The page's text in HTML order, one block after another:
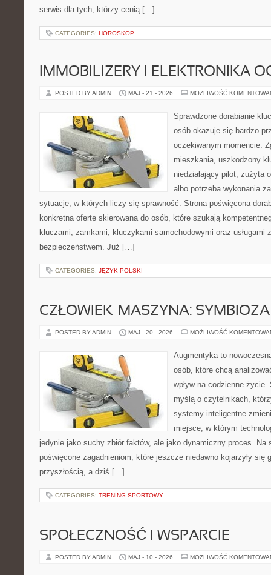
serwis dla tych, którzy cenią […]
CATEGORIES: HOROSKOP
IMMOBILIZERY I ELEKTRONIKA
POSTED BY ADMIN MAJ - 21 - 2026 MOŻLIWOŚĆ
Sprawdzone dorabianie
osób okazuje się bardzo
oczekiwanym momencie.
mieszkania, uszkodzony
niedziałający pilot, zużyta
albo potrzeba wykonania
sytuacje, w których liczy się sprawność. Strona poświęcona
konkretną ofertę skierowaną do osób, które szukają
kluczami, zamkami, kluczykami samochodowymi oraz usługami
bezpieczeństwem. Już […]
CATEGORIES: JĘZYK POLSKI
CZŁOWIEK–MASZYNA: SYMBIOZA
POSTED BY ADMIN MAJ - 20 - 2026 MOŻLIWOŚĆ
Augmentyka to
osób, które chcą
wpływ na codzienne
myślą o czytelnikach,
systemy inteligentne
miejsce, w którym
jedynie jako suchy zbiór faktów, ale jako dynamiczny proces.
poświęcone zagadnieniom, które jeszcze niedawno kojarzyły się
przyszłością, a dziś […]
CATEGORIES: TRENING SPORTOWY
SPOŁECZNOŚĆ I WSPARCIE
POSTED BY ADMIN MAJ - 10 - 2026 MOŻLIWOŚĆ